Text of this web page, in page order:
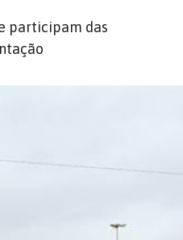
participam das